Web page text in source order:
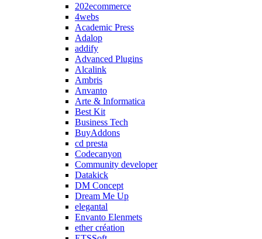
202ecommerce
4webs
Academic Press
Adalop
addify
Advanced Plugins
Alcalink
Ambris
Anvanto
Arte & Informatica
Best Kit
Business Tech
BuyAddons
cd presta
Codecanyon
Community developer
Datakick
DM Concept
Dream Me Up
elegantal
Envanto Elenmets
ether création